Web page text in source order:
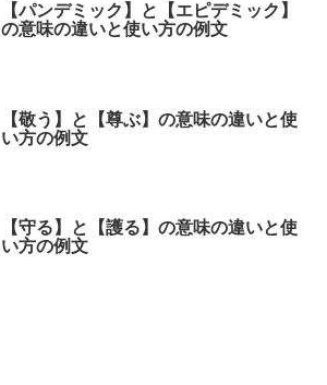
【パンデミック】と【エピデミック】
の意味の違いと使い方の例文
【敬う】と【尊ぶ】の意味の違いと使
い方の例文
【守る】と【護る】の意味の違いと使
い方の例文